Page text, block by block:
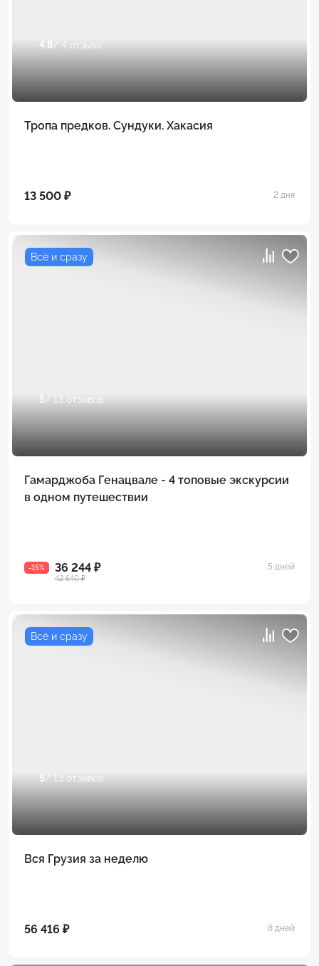
4.8/ 4 отзыва
Тропа предков. Сундуки. Хакасия
13 500 ₽ 2 дня
Всё и сразу
5/ 13 отзывов
Гамарджоба Генацвале - 4 топовые экскурсии
в одном путешествии
-15% 36 244 ₽
42 640 ₽
5 дней
Всё и сразу
5/ 13 отзывов
Вся Грузия за неделю
56 416 ₽ 8 дней